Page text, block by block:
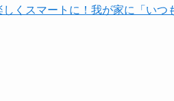
くスマートに！我が家に「い